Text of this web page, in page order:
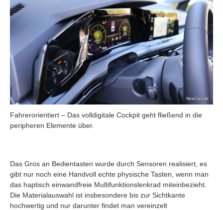
Fahrerorientiert – Das volldigitale Cockpit geht fließend in die
peripheren Elemente über.
Das Gros an Bedientasten wurde durch Sensoren realisiert, es
gibt nur noch eine Handvoll echte physische Tasten, wenn man
das haptisch einwandfreie Multifunktionslenkrad miteinbezieht.
Die Materialauswahl ist insbesondere bis zur Sichtkante
hochwertig und nur darunter findet man vereinzelt